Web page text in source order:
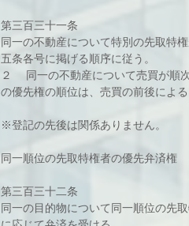
第三百三十一条
同一の不動産について特別の先取特
五条各号に掲げる順序に従う。
２ 　同一の不動産について売買が順
の優先権の順位は、売買の前後による
※登記の先後は関係ありません。
同一順位の先取特権者の優先弁済権
第三百三十二条
同一の目的物について同一順位の先